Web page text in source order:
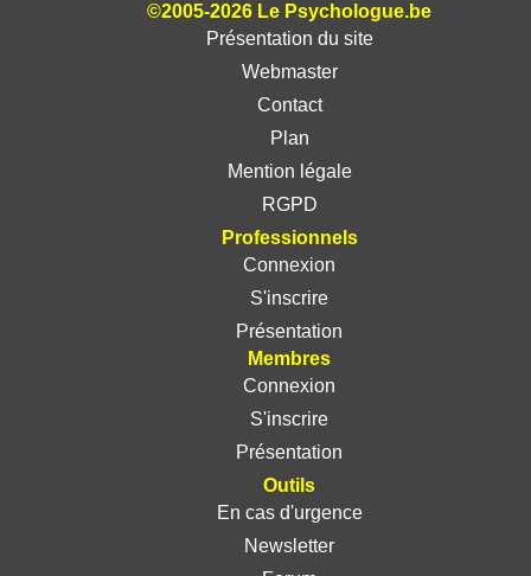
©2005-2026 Le Psychologue.be
Présentation du site
Webmaster
Contact
Plan
Mention légale
RGPD
Professionnels
Connexion
S'inscrire
Présentation
Membres
Connexion
S'inscrire
Présentation
Outils
En cas d'urgence
Newsletter